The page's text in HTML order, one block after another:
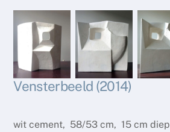
Vensterbeeld (2014)
wit cement, 58/53 cm, 15 cm diep